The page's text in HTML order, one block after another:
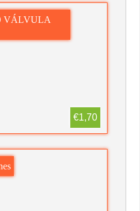
VÁLVULA
€1,70